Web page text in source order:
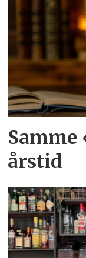
årstid